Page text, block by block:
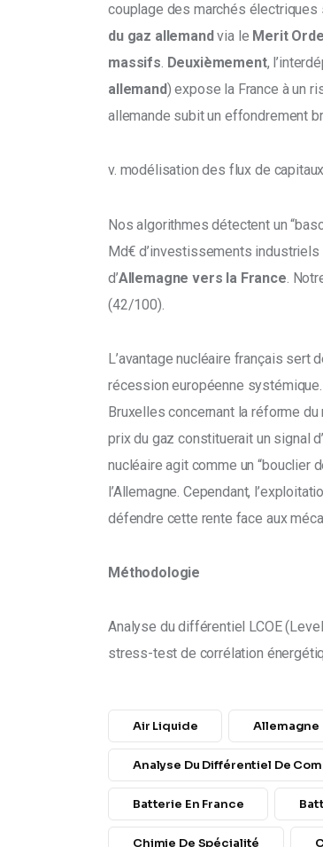
couplage des marchés électriques
du gaz allemand via le Merit
massifs. Deuxièmement,
allemand) expose la France à un
allemande subit un effondrement
v. modélisation des flux de
Nos algorithmes détectent un
Md€ d’investissements industriels
d’Allemagne vers la France .
(42/100).
L’avantage nucléaire français sert
récession européenne
Bruxelles concernant la réforme
prix du gaz constituerait un signal
nucléaire agit comme un “bouclier
l’Allemagne. Cependant,
défendre cette rente face aux
Méthodologie
Analyse du différentiel LCOE
stress-test de corrélation
Air Liquide Allemagne
Analyse Du Différentiel De
Batterie En France
Chimie De Spécialité